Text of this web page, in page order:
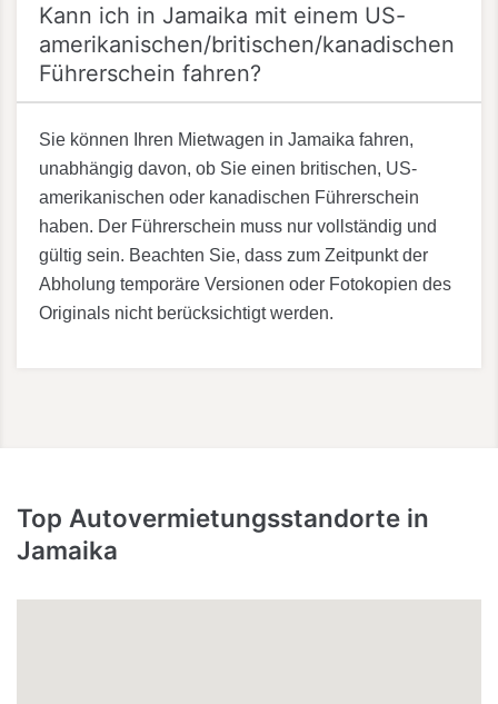
Kann ich in Jamaika mit einem US-
amerikanischen/britischen/kanadischen
Führerschein fahren?
Sie können Ihren Mietwagen in Jamaika fahren,
unabhängig davon, ob Sie einen britischen, US-
amerikanischen oder kanadischen Führerschein
haben. Der Führerschein muss nur vollständig und
gültig sein. Beachten Sie, dass zum Zeitpunkt der
Abholung temporäre Versionen oder Fotokopien des
Originals nicht berücksichtigt werden.
Top Autovermietungsstandorte in
Jamaika